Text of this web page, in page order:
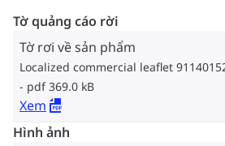
Tờ quảng cáo rời
Tờ rơi về sản phẩm
Localized commercial leaflet
pdf 369.0 kB
Xem
Hình ảnh